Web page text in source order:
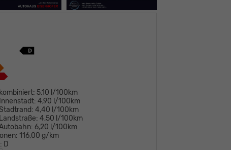
5,10 l/100km
4,90 l/100km
4,40 l/100km
4,50 l/100km
6,20 l/100km
116,00 g/km
D